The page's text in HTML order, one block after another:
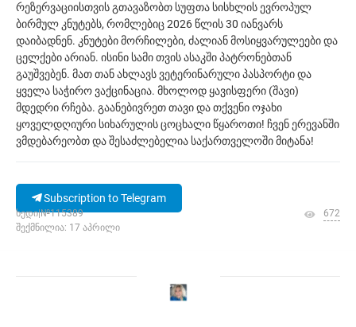
რეზერვაციისთვის გთავაზობთ სუფთა სისხლის ევროპულ
ბირმულ კნუტებს, რომლებიც 2026 წლის 30 იანვარს
დაიბადნენ. კნუტები მორჩილები, ძალიან მოსიყვარულეები და
ცელქები არიან. ისინი სამი თვის ასაკში პატრონებთან
გაუშვებენ. მათ თან ახლავს ვეტერინარული პასპორტი და
ყველა საჭირო ვაქცინაცია. მხოლოდ ყავისფერი (შავი)
მდედრი რჩება. გაანებივრეთ თავი და თქვენი ოჯახი
ყოველდღიური სიხარულის ცოცხალი წყაროთი! ჩვენ ერევანში
ვმდებარეობთ და შესაძლებელია საქართველოში მიტანა!
Subscription to Telegram
ხედი|№115389
შექმნილია: 17 აპრილი
672